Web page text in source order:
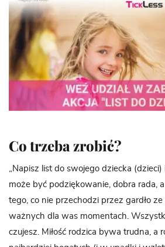
Co trzeba zrobić?
„Napisz list do swojego dziecka
może być podziękowanie, dobra rada,
tego, co nie przechodzi przez gardło
ważnych dla was momentach.
czujesz. Miłość rodzica bywa trudna, a